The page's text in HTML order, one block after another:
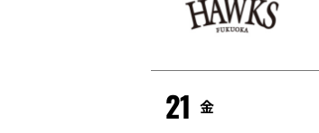
21 金